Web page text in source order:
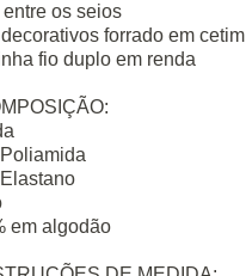
entre os seios
forrado em cetim
fio duplo em renda
em algodão